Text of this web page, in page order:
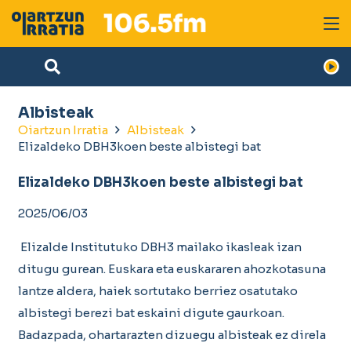
Albisteak
Oiartzun Irratia
Albisteak
Elizaldeko DBH3koen beste albistegi bat
Elizaldeko DBH3koen beste albistegi bat
2025/06/03
Elizalde Institutuko DBH3 mailako ikasleak izan
ditugu gurean. Euskara eta euskararen ahozkotasuna
lantze aldera, haiek sortutako berriez osatutako
albistegi berezi bat eskaini digute gaurkoan.
Badazpada, ohartarazten dizuegu albisteak ez direla